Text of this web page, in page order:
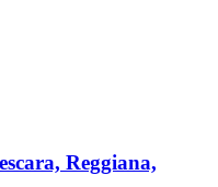
Reggiana,